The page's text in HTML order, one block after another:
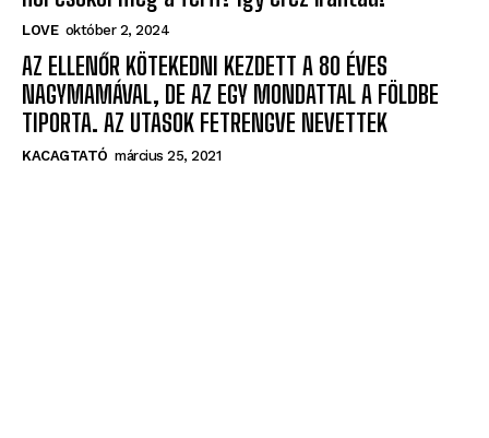
LOVE október 2, 2024
AZ ELLENŐR KÖTEKEDNI KEZDETT A 80 ÉVES
NAGYMAMÁVAL, DE AZ EGY MONDATTAL A FÖLDBE
TIPORTA. AZ UTASOK FETRENGVE NEVETTEK
KACAGTATÓ március 25, 2021